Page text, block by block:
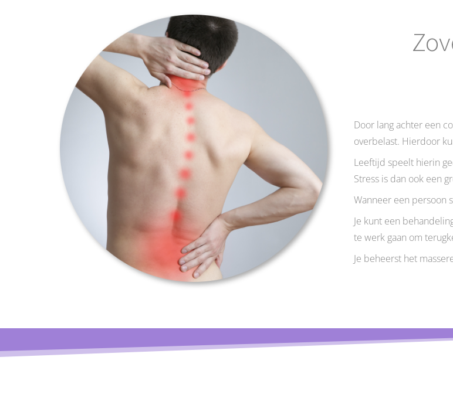
Door lang achter een
overbelast. Hierdoor
Leeftijd speelt hierin
Stress is dan ook een
Wanneer een persoon
Je kunt een
te werk gaan om
Je beheerst het